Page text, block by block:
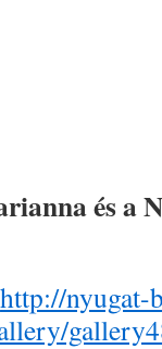
és a
http://nyugat-